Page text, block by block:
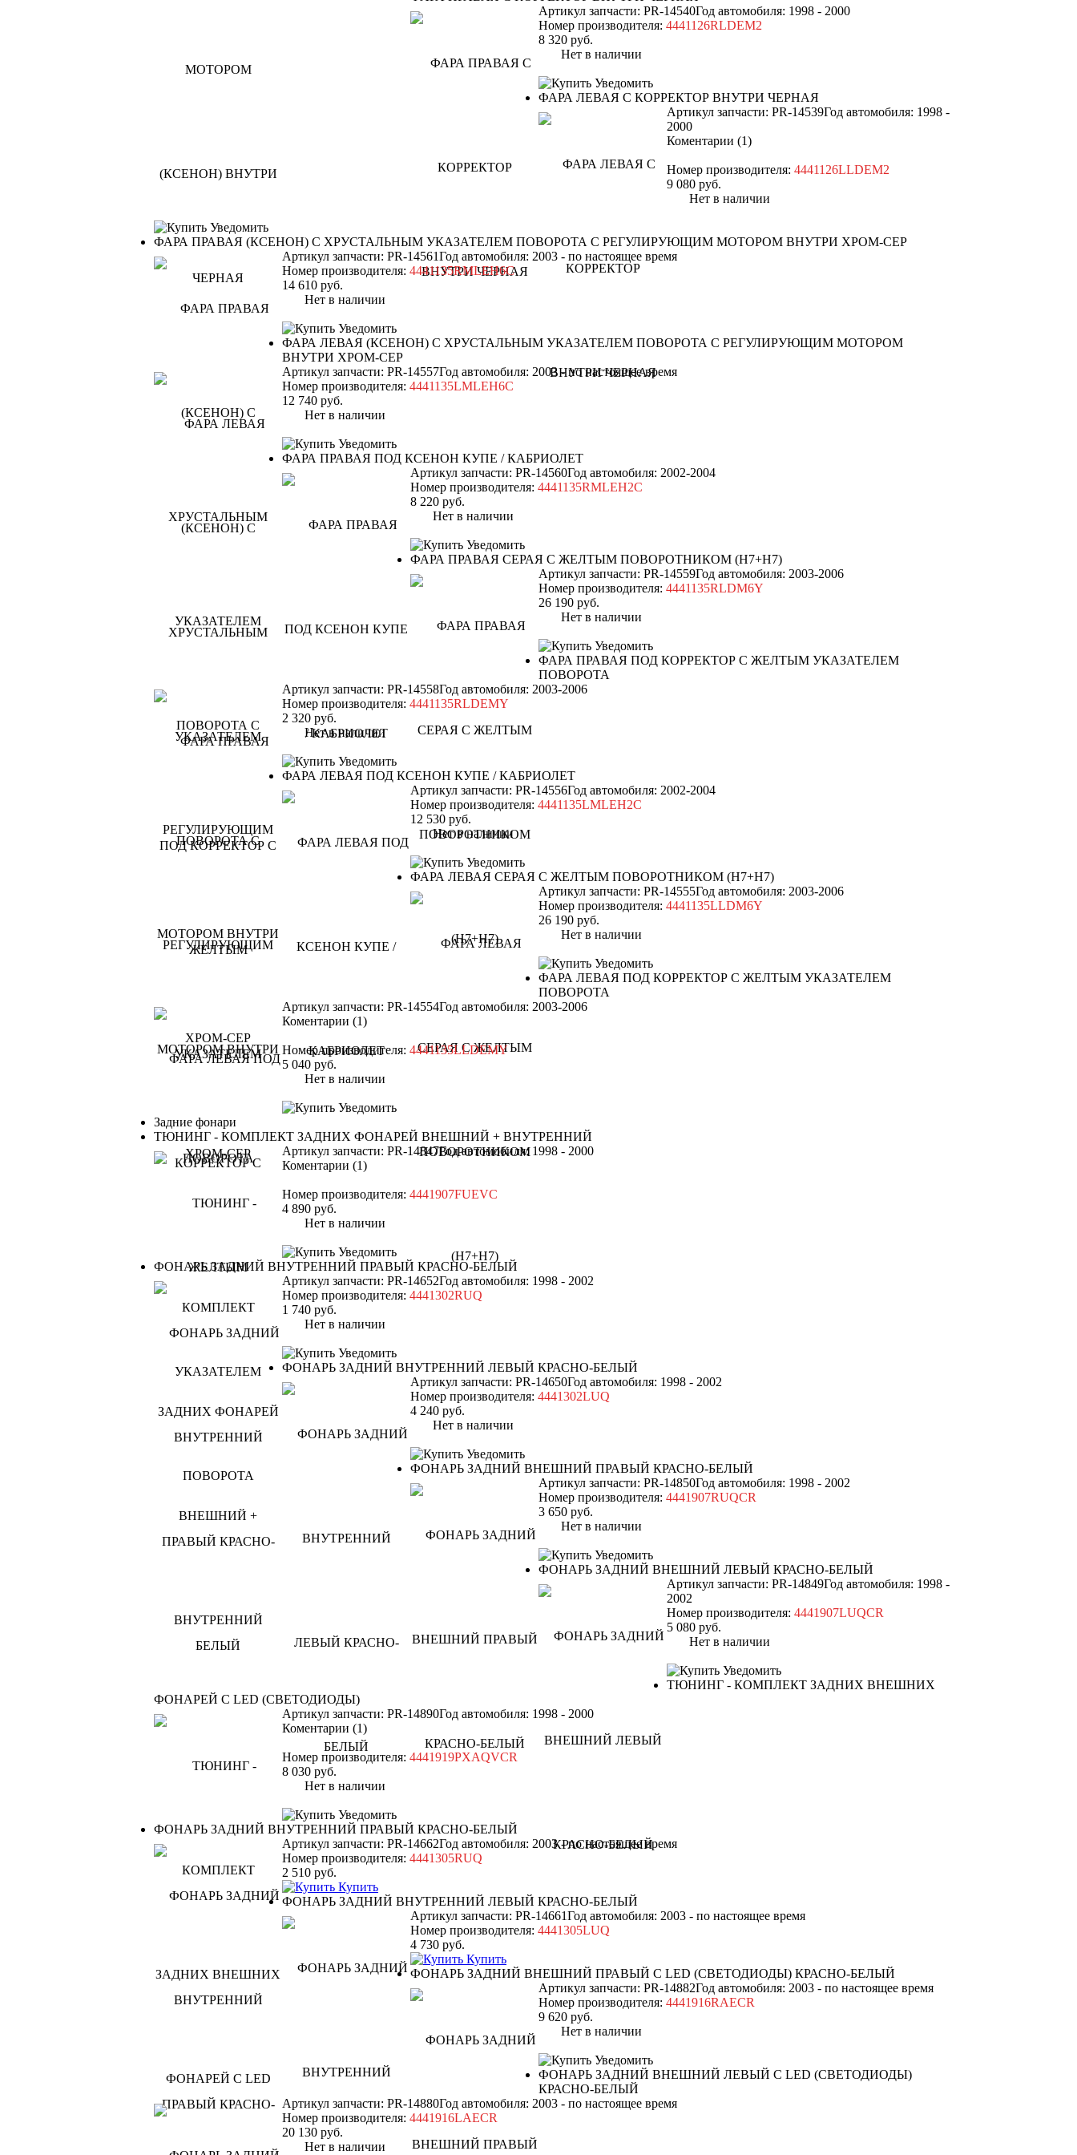
Артикул запчасти: PR-14540Год автомобиля: 1998 - 2000
Номер производителя: 4441126RLDEM2
8 320 руб.
Нет в наличии
Уведомить
ФАРА ЛЕВАЯ С КОРРЕКТОР ВНУТРИ ЧЕРНАЯ
Артикул запчасти: PR-14539Год автомобиля: 1998 -
2000
Коментарии (1)
Номер производителя: 4441126LLDEM2
9 080 руб.
Нет в наличии
Уведомить
ФАРА ПРАВАЯ (КСЕНОН) С ХРУСТАЛЬНЫМ УКАЗАТЕЛЕМ ПОВОРОТА С РЕГУЛИРУЮЩИМ МОТОРОМ ВНУТРИ ХРОМ-СЕР
Артикул запчасти: PR-14561Год автомобиля: 2003 - по настоящее время
Номер производителя: 4441135RMLEH6C
14 610 руб.
Нет в наличии
Уведомить
ФАРА ЛЕВАЯ (КСЕНОН) С ХРУСТАЛЬНЫМ УКАЗАТЕЛЕМ ПОВОРОТА С РЕГУЛИРУЮЩИМ МОТОРОМ
ВНУТРИ ХРОМ-СЕР
Артикул запчасти: PR-14557Год автомобиля: 2003 - по настоящее время
Номер производителя: 4441135LMLEH6C
12 740 руб.
Нет в наличии
Уведомить
ФАРА ПРАВАЯ ПОД КСЕНОН КУПЕ / КАБРИОЛЕТ
Артикул запчасти: PR-14560Год автомобиля: 2002-2004
Номер производителя: 4441135RMLEH2C
8 220 руб.
Нет в наличии
Уведомить
ФАРА ПРАВАЯ СЕРАЯ С ЖЕЛТЫМ ПОВОРОТНИКОМ (Н7+Н7)
Артикул запчасти: PR-14559Год автомобиля: 2003-2006
Номер производителя: 4441135RLDM6Y
26 190 руб.
Нет в наличии
Уведомить
ФАРА ПРАВАЯ ПОД КОРРЕКТОР С ЖЕЛТЫМ УКАЗАТЕЛЕМ
ПОВОРОТА
Артикул запчасти: PR-14558Год автомобиля: 2003-2006
Номер производителя: 4441135RLDEMY
2 320 руб.
Нет в наличии
Уведомить
ФАРА ЛЕВАЯ ПОД КСЕНОН КУПЕ / КАБРИОЛЕТ
Артикул запчасти: PR-14556Год автомобиля: 2002-2004
Номер производителя: 4441135LMLEH2C
12 530 руб.
Нет в наличии
Уведомить
ФАРА ЛЕВАЯ СЕРАЯ С ЖЕЛТЫМ ПОВОРОТНИКОМ (Н7+Н7)
Артикул запчасти: PR-14555Год автомобиля: 2003-2006
Номер производителя: 4441135LLDM6Y
26 190 руб.
Нет в наличии
Уведомить
ФАРА ЛЕВАЯ ПОД КОРРЕКТОР С ЖЕЛТЫМ УКАЗАТЕЛЕМ
ПОВОРОТА
Артикул запчасти: PR-14554Год автомобиля: 2003-2006
Коментарии (1)
Номер производителя: 4441135LLDEMY
5 040 руб.
Нет в наличии
Уведомить
Задние фонари
ТЮНИНГ - КОМПЛЕКТ ЗАДНИХ ФОНАРЕЙ ВНЕШНИЙ + ВНУТРЕННИЙ
Артикул запчасти: PR-14847Год автомобиля: 1998 - 2000
Коментарии (1)
Номер производителя: 4441907FUEVC
4 890 руб.
Нет в наличии
Уведомить
ФОНАРЬ ЗАДНИЙ ВНУТРЕННИЙ ПРАВЫЙ КРАСНО-БЕЛЫЙ
Артикул запчасти: PR-14652Год автомобиля: 1998 - 2002
Номер производителя: 4441302RUQ
1 740 руб.
Нет в наличии
Уведомить
ФОНАРЬ ЗАДНИЙ ВНУТРЕННИЙ ЛЕВЫЙ КРАСНО-БЕЛЫЙ
Артикул запчасти: PR-14650Год автомобиля: 1998 - 2002
Номер производителя: 4441302LUQ
4 240 руб.
Нет в наличии
Уведомить
ФОНАРЬ ЗАДНИЙ ВНЕШНИЙ ПРАВЫЙ КРАСНО-БЕЛЫЙ
Артикул запчасти: PR-14850Год автомобиля: 1998 - 2002
Номер производителя: 4441907RUQCR
3 650 руб.
Нет в наличии
Уведомить
ФОНАРЬ ЗАДНИЙ ВНЕШНИЙ ЛЕВЫЙ КРАСНО-БЕЛЫЙ
Артикул запчасти: PR-14849Год автомобиля: 1998 -
2002
Номер производителя: 4441907LUQCR
5 080 руб.
Нет в наличии
Уведомить
ТЮНИНГ - КОМПЛЕКТ ЗАДНИХ ВНЕШНИХ
ФОНАРЕЙ С LED (СВЕТОДИОДЫ)
Артикул запчасти: PR-14890Год автомобиля: 1998 - 2000
Коментарии (1)
Номер производителя: 4441919PXAQVCR
8 030 руб.
Нет в наличии
Уведомить
ФОНАРЬ ЗАДНИЙ ВНУТРЕННИЙ ПРАВЫЙ КРАСНО-БЕЛЫЙ
Артикул запчасти: PR-14662Год автомобиля: 2003 - по настоящее время
Номер производителя: 4441305RUQ
2 510 руб.
Купить
ФОНАРЬ ЗАДНИЙ ВНУТРЕННИЙ ЛЕВЫЙ КРАСНО-БЕЛЫЙ
Артикул запчасти: PR-14661Год автомобиля: 2003 - по настоящее время
Номер производителя: 4441305LUQ
4 730 руб.
Купить
ФОНАРЬ ЗАДНИЙ ВНЕШНИЙ ПРАВЫЙ С LED (СВЕТОДИОДЫ) КРАСНО-БЕЛЫЙ
Артикул запчасти: PR-14882Год автомобиля: 2003 - по настоящее время
Номер производителя: 4441916RAECR
9 620 руб.
Нет в наличии
Уведомить
ФОНАРЬ ЗАДНИЙ ВНЕШНИЙ ЛЕВЫЙ С LED (СВЕТОДИОДЫ)
КРАСНО-БЕЛЫЙ
Артикул запчасти: PR-14880Год автомобиля: 2003 - по настоящее время
Номер производителя: 4441916LAECR
20 130 руб.
Нет в наличии